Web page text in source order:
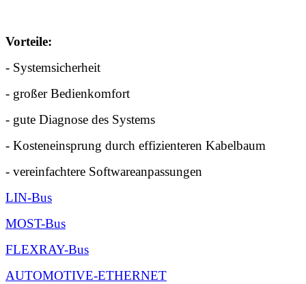
Vorteile:
- Systemsicherheit
- großer Bedienkomfort
- gute Diagnose des Systems
- Kosteneinsprung durch effizienteren Kabelbaum
- vereinfachtere Softwareanpassungen
LIN-Bus
MOST-Bus
FLEXRAY-Bus
AUTOMOTIVE-ETHERNET